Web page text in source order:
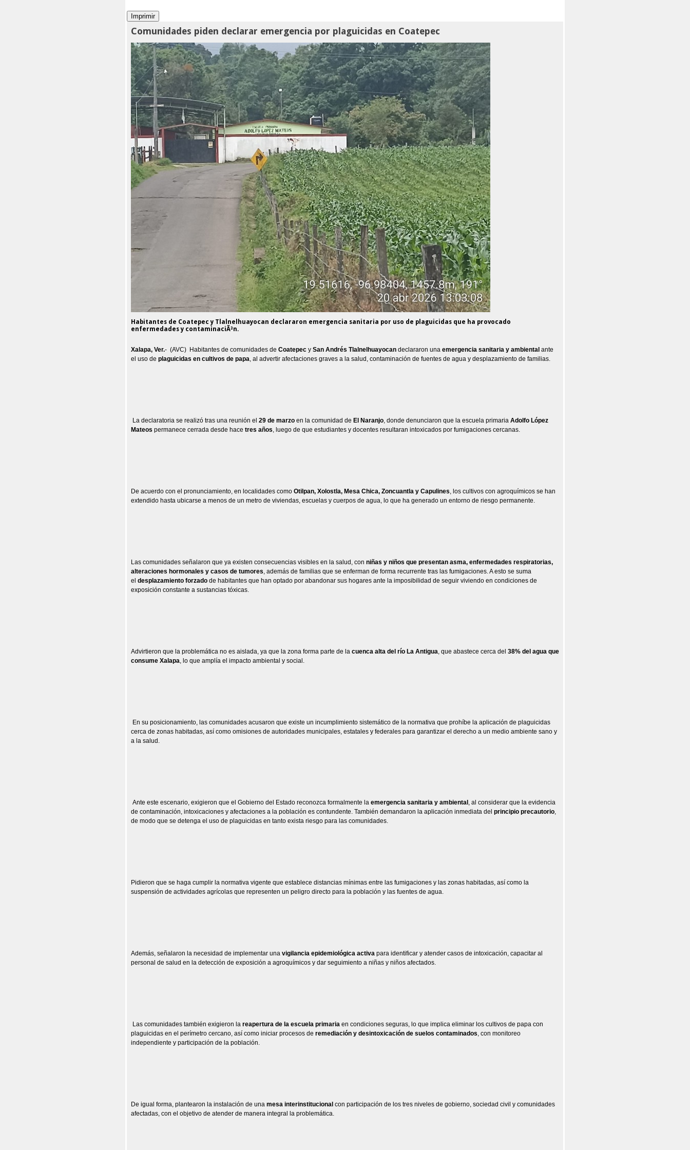
Comunidades piden declarar emergencia por plaguicidas en Coatepec
Habitantes de Coatepec y Tlalnelhuayocan declararon emergencia sanitaria por uso de plaguicidas que ha provocado
enfermedades y contaminaciÃ³n.
Xalapa, Ver.- (AVC) Habitantes de comunidades de Coatepec y San Andrés Tlalnelhuayocan declararon una emergencia sanitaria y ambiental ante
el uso de plaguicidas en cultivos de papa, al advertir afectaciones graves a la salud, contaminación de fuentes de agua y desplazamiento de familias.
La declaratoria se realizó tras una reunión el 29 de marzo en la comunidad de El Naranjo, donde denunciaron que la escuela primaria Adolfo López
Mateos permanece cerrada desde hace tres años, luego de que estudiantes y docentes resultaran intoxicados por fumigaciones cercanas.
De acuerdo con el pronunciamiento, en localidades como Otilpan, Xolostla, Mesa Chica, Zoncuantla y Capulines, los cultivos con agroquímicos se han
extendido hasta ubicarse a menos de un metro de viviendas, escuelas y cuerpos de agua, lo que ha generado un entorno de riesgo permanente.
Las comunidades señalaron que ya existen consecuencias visibles en la salud, con niñas y niños que presentan asma, enfermedades respiratorias,
alteraciones hormonales y casos de tumores, además de familias que se enferman de forma recurrente tras las fumigaciones. A esto se suma
el desplazamiento forzado de habitantes que han optado por abandonar sus hogares ante la imposibilidad de seguir viviendo en condiciones de
exposición constante a sustancias tóxicas.
Advirtieron que la problemática no es aislada, ya que la zona forma parte de la cuenca alta del río La Antigua, que abastece cerca del 38% del agua que
consume Xalapa, lo que amplía el impacto ambiental y social.
En su posicionamiento, las comunidades acusaron que existe un incumplimiento sistemático de la normativa que prohíbe la aplicación de plaguicidas
cerca de zonas habitadas, así como omisiones de autoridades municipales, estatales y federales para garantizar el derecho a un medio ambiente sano y
a la salud.
Ante este escenario, exigieron que el Gobierno del Estado reconozca formalmente la emergencia sanitaria y ambiental , al considerar que la evidencia
de contaminación, intoxicaciones y afectaciones a la población es contundente. También demandaron la aplicación inmediata del principio precautorio,
de modo que se detenga el uso de plaguicidas en tanto exista riesgo para las comunidades.
Pidieron que se haga cumplir la normativa vigente que establece distancias mínimas entre las fumigaciones y las zonas habitadas, así como la
suspensión de actividades agrícolas que representen un peligro directo para la población y las fuentes de agua.
Además, señalaron la necesidad de implementar una vigilancia epidemiológica activa para identificar y atender casos de intoxicación, capacitar al
personal de salud en la detección de exposición a agroquímicos y dar seguimiento a niñas y niños afectados.
Las comunidades también exigieron la reapertura de la escuela primaria en condiciones seguras, lo que implica eliminar los cultivos de papa con
plaguicidas en el perímetro cercano, así como iniciar procesos de remediación y desintoxicación de suelos contaminados, con monitoreo
independiente y participación de la población.
De igual forma, plantearon la instalación de una mesa interinstitucional con participación de los tres niveles de gobierno, sociedad civil y comunidades
afectadas, con el objetivo de atender de manera integral la problemática.